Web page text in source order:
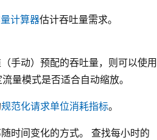
计算器估计吞吐量需求。
手动）预配的吞吐量，则可以使用
量模式是否适合自动缩放。
规范化请求单位消耗指标。
时间变化的方式。 查找每小时的